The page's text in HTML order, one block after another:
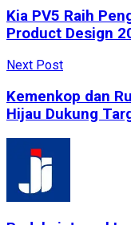
Kia PV5 Raih
Product Design
Next Post
Kemenkop dan
Hijau Dukung